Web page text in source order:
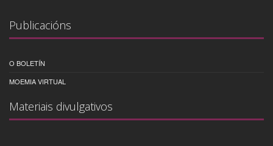
Publicacións
O BOLETÍN
MOEMIA VIRTUAL
Materiais divulgativos